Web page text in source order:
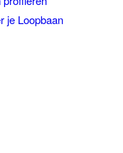
je Loopbaan